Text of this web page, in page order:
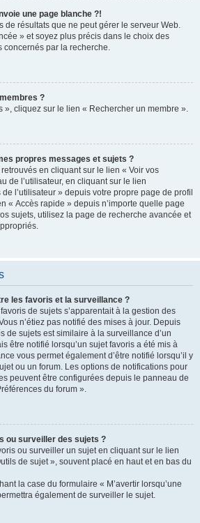
une page blanche ?!
de résultats que ne peut gérer le serveur Web.
» et soyez plus précis dans le choix des
concernés par la recherche.
?
», cliquez sur le lien « Rechercher un membre ».
propres messages et sujets ?
en cliquant sur le lien « Voir vos
de l’utilisateur, en cliquant sur le lien
l’utilisateur » depuis votre propre page de profil
« Accès rapide » depuis n’importe quelle page
sujets, utilisez la page de recherche avancée et
les favoris et la surveillance ?
de sujets s’apparentait à la gestion des
n’étiez pas notifié des mises à jour. Depuis
de sujets est similaire à la surveillance d’un
être notifié lorsqu’un sujet favoris a été mis à
vous permet également d’être notifié lorsqu’il y
ou un forum. Les options de notifications pour
peuvent être configurées depuis le panneau de
du forum ».
ou surveiller des sujets ?
ou surveiller un sujet en cliquant sur le lien
de sujet », souvent placé en haut et en bas du
la case du formulaire « M’avertir lorsqu’une
également de surveiller le sujet.